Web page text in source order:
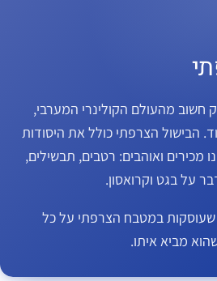
מהעולם הקולינרי המערבי,
הבישול הצרפתי כולל את היסודות
מכירים ואוהבים: רטבים, תבשילים,
על בגט וקרואסון.
שעוסקות במטבח הצרפתי על כל
מביא איתו.